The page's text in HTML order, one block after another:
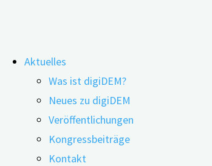
Inhalt
springen
Aktuelles
Was ist digiDEM?
Neues zu digiDEM
Veröffentlichungen
Kongressbeiträge
Kontakt
digiDEM Bayern auf der
Bologna